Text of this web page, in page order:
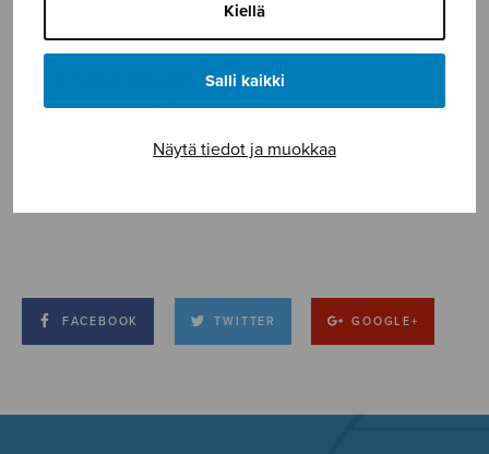
Kiellä
Salli kaikki
Näytä tiedot ja muokkaa
FACEBOOK TWITTER GOOGLE+